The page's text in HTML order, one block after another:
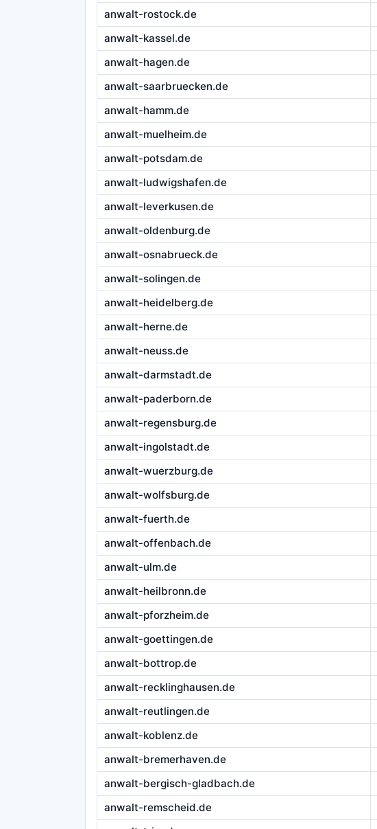
anwalt-rostock.de
anwalt-kassel.de
anwalt-hagen.de
anwalt-saarbruecken.de
anwalt-hamm.de
anwalt-muelheim.de
anwalt-potsdam.de
anwalt-ludwigshafen.de
anwalt-leverkusen.de
anwalt-oldenburg.de
anwalt-osnabrueck.de
anwalt-solingen.de
anwalt-heidelberg.de
anwalt-herne.de
anwalt-neuss.de
anwalt-darmstadt.de
anwalt-paderborn.de
anwalt-regensburg.de
anwalt-ingolstadt.de
anwalt-wuerzburg.de
anwalt-wolfsburg.de
anwalt-fuerth.de
anwalt-offenbach.de
anwalt-ulm.de
anwalt-heilbronn.de
anwalt-pforzheim.de
anwalt-goettingen.de
anwalt-bottrop.de
anwalt-recklinghausen.de
anwalt-reutlingen.de
anwalt-koblenz.de
anwalt-bremerhaven.de
anwalt-bergisch-gladbach.de
anwalt-remscheid.de